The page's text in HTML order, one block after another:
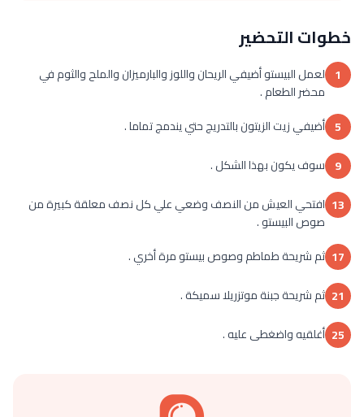
خطوات التحضير
1 لعمل البيستو أضيفي الريحان واللوز والبارميزان والملح والثوم في
محضر الطعام .
5 أضيفي زيت الزيتون بالتدريج حتي يندمج تماما .
9 سوف يكون بهذا الشكل .
13 افتحي العيش من النصف وضعي علي كل نصف معلقة كبيرة من
صوص البيستو .
17 ثم شريحة طماطم وصوص بيستو مرة أخري .
21 ثم شريحة جبنة موتزريلا سميكة .
25 أغلقيه واضغطى عليه .